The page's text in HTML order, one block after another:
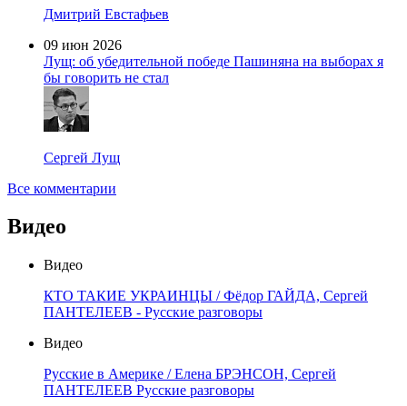
Дмитрий Евстафьев
09 июн 2026
Лущ: об убедительной победе Пашиняна на выборах я
бы говорить не стал
Сергей Лущ
Все комментарии
Видео
Видео
КТО ТАКИЕ УКРАИНЦЫ / Фёдор ГАЙДА, Сергей
ПАНТЕЛЕЕВ - Русские разговоры
Видео
Русские в Америке / Елена БРЭНСОН, Сергей
ПАНТЕЛЕЕВ Русские разговоры